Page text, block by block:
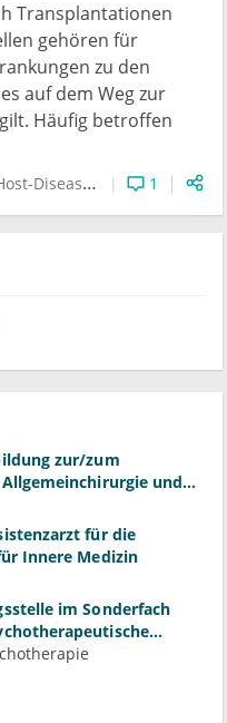
Transplantationen
gehören für
zu den
auf dem Weg zur
Häufig betroffen
Disease Trockenes Auge
1
zur/zum
und
für die
Innere Medizin
im Sonderfach